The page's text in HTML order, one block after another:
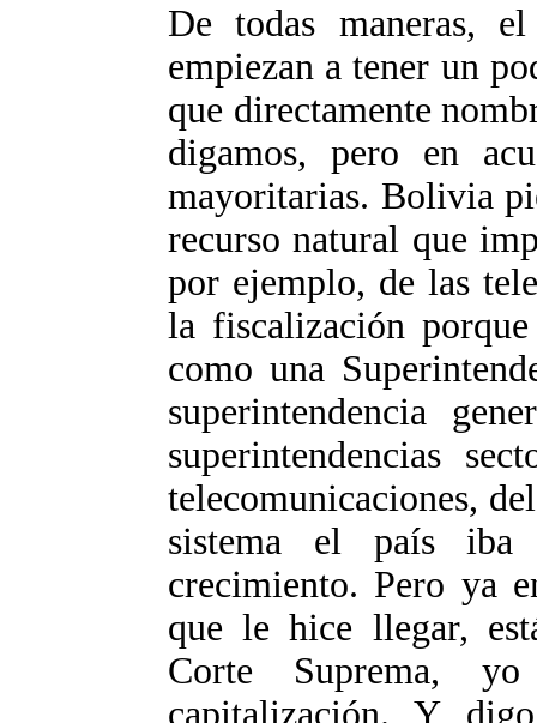
De todas maneras,
empiezan a tener un
que directamente
digamos, pero en
mayoritarias. Bolivia
recurso natural que
por ejemplo, de las
la fiscalización
como una
superintendencia
superintendencias
telecomunicaciones,
sistema el país
crecimiento. Pero ya
que le hice llegar,
Corte Suprema,
capitalización. Y